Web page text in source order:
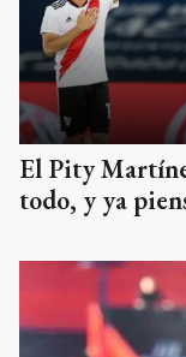
El Pity
todo, y ya